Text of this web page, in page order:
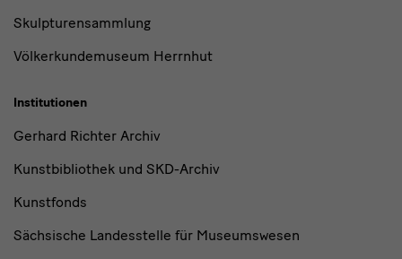
Skulpturensammlung
Völkerkundemuseum Herrnhut
Institutionen
Gerhard Richter Archiv
Kunstbibliothek und SKD-Archiv
Kunstfonds
Sächsische Landesstelle für Museumswesen